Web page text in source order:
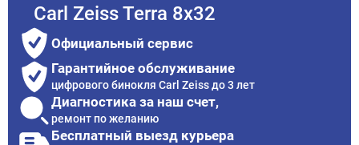
Carl Zeiss Terra 8x32
Официальный сервис
Гарантийное обслуживание
цифрового бинокля Carl Zeiss до 3 лет
Диагностика за наш счет,
ремонт по желанию
Бесплатный выезд курьера